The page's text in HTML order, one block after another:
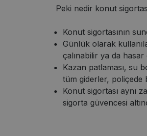
Peki nedir konut
Konut sigortasının
Günlük olarak
çalınabilir ya da
Kazan patlaması, su
tüm giderler, poliçede
Konut sigortası aynı
sigorta güvencesi